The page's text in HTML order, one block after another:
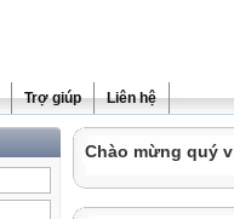
Trợ giúp Liên hệ
Chào mừng quý